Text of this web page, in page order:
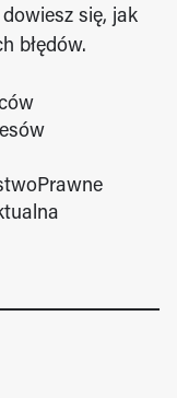
się, jak
błędów.